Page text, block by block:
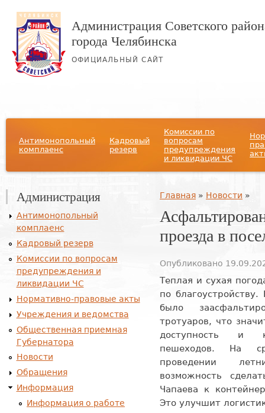
Администрация Советского
города Челябинска
ОФИЦИАЛЬНЫЙ САЙТ
Антимонопольный
комплаенс
Кадровый
резерв
Комиссии по
вопросам
предупреждения
и ликвидации ЧС
Вы здесь
Главная » Новости »
проезда в
Опубликовано
Теплая и сухая
по
было
тротуаров, что
доступность и
пешеходов. На
проведении
возможность
Чапаева к
Это улучшит
Администрация
Антимонопольный
комплаенс
Кадровый резерв
Комиссии по вопросам
предупреждения и
ликвидации ЧС
Нормативно-правовые акты
Учреждения и ведомства
Общественная приемная
Губернатора
Новости
Обращения
Информация
Информация о работе